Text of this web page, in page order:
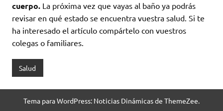
cuerpo. La próxima vez que vayas al baño ya podrás
revisar en qué estado se encuentra vuestra salud. Si te
ha interesado el artículo compártelo con vuestros
colegas o familiares.
Salud
Tema para WordPress: Noticias Dinámicas de ThemeZee.